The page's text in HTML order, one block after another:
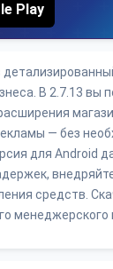
Play
В 2.7.13 вы
— без
для Android
средств.
менеджерского